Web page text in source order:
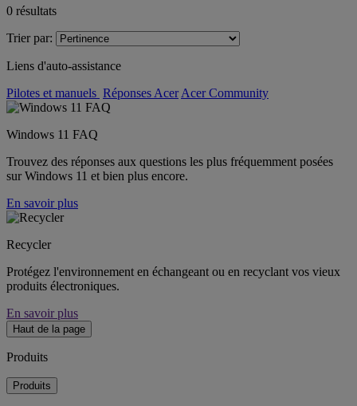
0 résultats
Trier par:
Liens d'auto-assistance
Pilotes et manuels Réponses Acer Acer Community
Windows 11 FAQ
Trouvez des réponses aux questions les plus fréquemment posées
sur Windows 11 et bien plus encore.
En savoir plus
Recycler
Protégez l'environnement en échangeant ou en recyclant vos vieux
produits électroniques.
En savoir plus
Haut de la page
Produits
Produits